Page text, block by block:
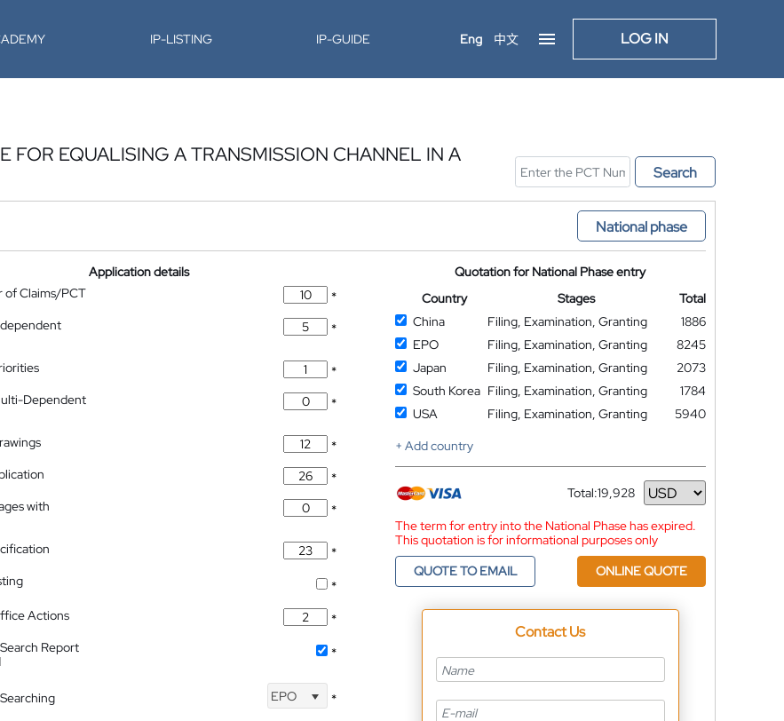
IP-LISTING IP-GUIDE Eng 中文 LOG IN
EQUALISING A TRANSMISSION CHANNEL IN A
Search
National phase
Application details
of Claims/PCT
*
*
*
Dependent
*
*
*
with
*
*
*
Actions
*
Report
*
EPO *
Quotation for National Phase entry
Country
Stages
Total
China
Filing, Examination, Granting
1886
EPO
Filing, Examination, Granting
8245
Japan
Filing, Examination, Granting
2073
South Korea Filing, Examination, Granting
1784
USA
Filing, Examination, Granting
5940
+ Add country
Total:19,928
Currency
The term for entry into the National Phase has expired.
This quotation is for informational purposes only
QUOTE TO EMAIL
ONLINE QUOTE
Contact Us